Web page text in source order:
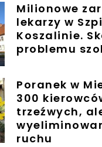
Milionowe
lekarzy w
Koszalinie.
problemu
Poranek w
300
trzeźwych,
ruchu